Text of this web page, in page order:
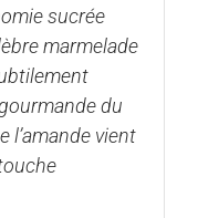
sucrée
marmelade
du
l’amande vient